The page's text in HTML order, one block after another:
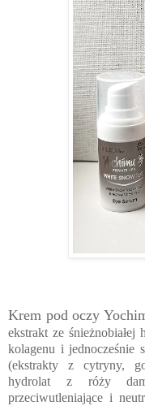
Krem pod oczy
ekstrakt ze śnieżnobiałej
kolagenu i jednocześnie
(ekstrakty z cytryny,
hydrolat z róży
przeciwutleniające i